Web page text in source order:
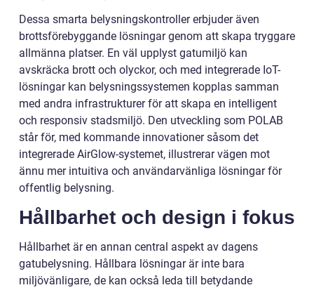
Dessa smarta belysningskontroller erbjuder även
brottsförebyggande lösningar genom att skapa tryggare
allmänna platser. En väl upplyst gatumiljö kan
avskräcka brott och olyckor, och med integrerade IoT-
lösningar kan belysningssystemen kopplas samman
med andra infrastrukturer för att skapa en intelligent
och responsiv stadsmiljö. Den utveckling som POLAB
står för, med kommande innovationer såsom det
integrerade AirGlow-systemet, illustrerar vägen mot
ännu mer intuitiva och användarvänliga lösningar för
offentlig belysning.
Hållbarhet och design i fokus
Hållbarhet är en annan central aspekt av dagens
gatubelysning. Hållbara lösningar är inte bara
miljövänligare, de kan också leda till betydande